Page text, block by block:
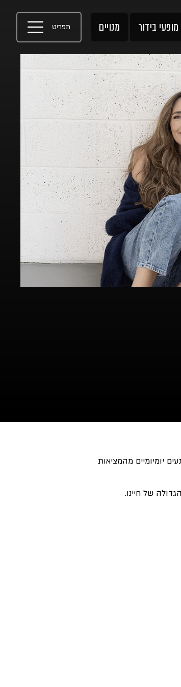
מופעי בידור מנויים תפריט
יומיומיים מהמציאות
של חיינו.